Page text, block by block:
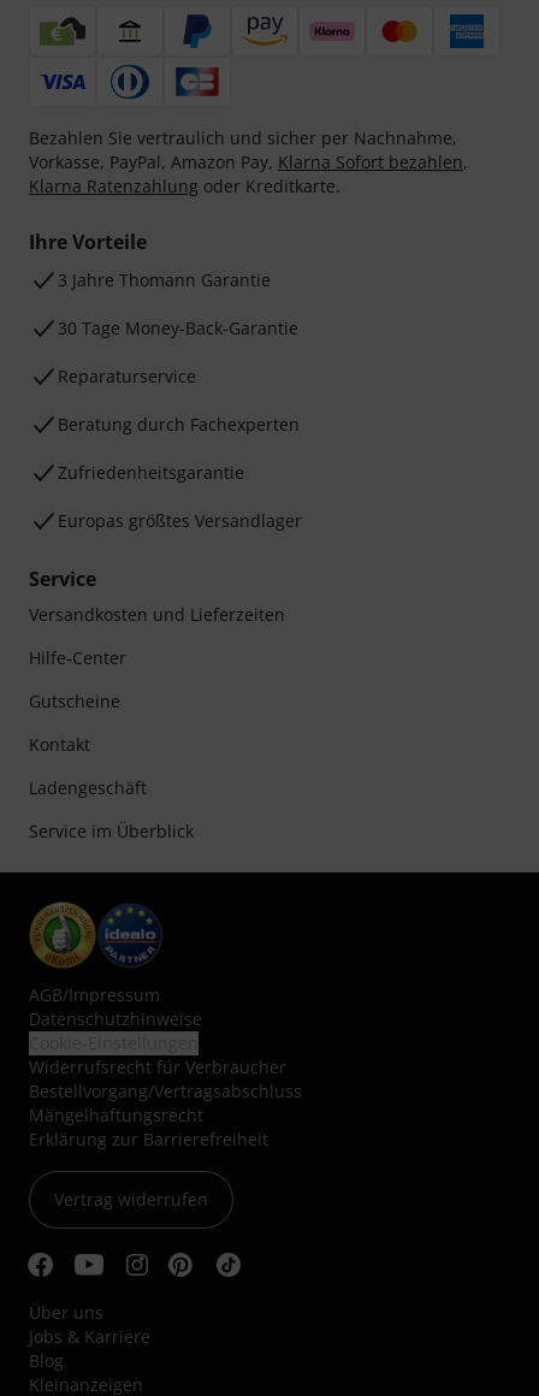
Bezahlen Sie vertraulich und sicher per Nachnahme,
Vorkasse, PayPal, Amazon Pay, Klarna Sofort bezahlen,
Klarna Ratenzahlung oder Kreditkarte.
Ihre Vorteile
3 Jahre Thomann Garantie
30 Tage Money-Back-Garantie
Reparaturservice
Beratung durch Fachexperten
Zufriedenheitsgarantie
Europas größtes Versandlager
Service
Versandkosten und Lieferzeiten
Hilfe-Center
Gutscheine
Kontakt
Ladengeschäft
Service im Überblick
AGB/Impressum
Datenschutzhinweise
Widerrufsrecht für Verbraucher
Bestellvorgang/Vertragsabschluss
Mängelhaftungsrecht
Erklärung zur Barrierefreiheit
Vertrag widerrufen
Über uns
Jobs & Karriere
Blog
Kleinanzeigen